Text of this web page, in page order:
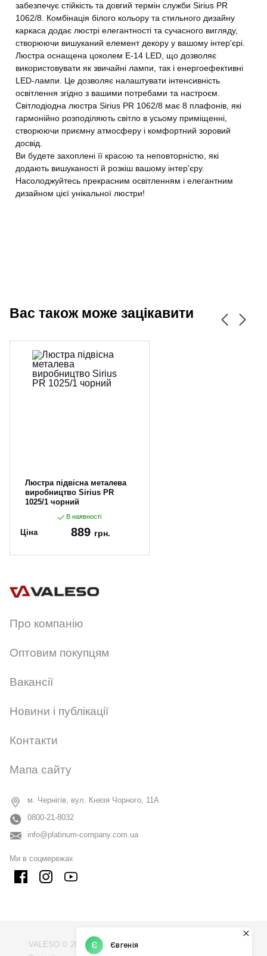
забезпечує стійкість та довгий термін служби Sirius PR
1062/8. Комбінація білого кольору та стильного дизайну
каркаса додає люстрі елегантності та сучасного вигляду,
створюючи вишуканий елемент декору у вашому інтер'єрі.
Люстра оснащена цоколем E-14 LED, що дозволяє
використовувати як звичайні лампи, так і енергоефективні
LED-лампи. Це дозволяє налаштувати інтенсивність
освітлення згідно з вашими потребами та настроєм.
Світлодіодна люстра Sirius PR 1062/8 має 8 плафонів, які
гармонійно розподіляють світло в усьому приміщенні,
створюючи приємну атмосферу і комфортний зоровий
досвід.
Ви будете захоплені її красою та неповторністю, які
додають вишуканості й розкіш вашому інтер'єру.
Насолоджуйтесь прекрасним освітленням і елегантним
дизайном цієї унікальної люстри!
Вас також може зацікавити
Люстра підвісна металева
виробництво Sirius PR
1025/1 чорний
В наявності
Ціна 889 грн.
Про компанію
Оптовим покупцям
Вакансії
Новини і публікації
Контакти
Мапа сайту
м. Чернігів, вул. Князя Чорного, 11А
0800-21-8032
info@platinum-company.com.ua
Ми в соцмережах
VALESO © 2009 - 2026
CANCEL